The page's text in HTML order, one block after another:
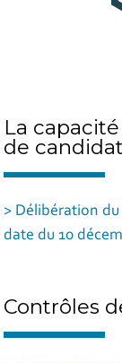
La
de
> Délibération
date du 10
Contrôles